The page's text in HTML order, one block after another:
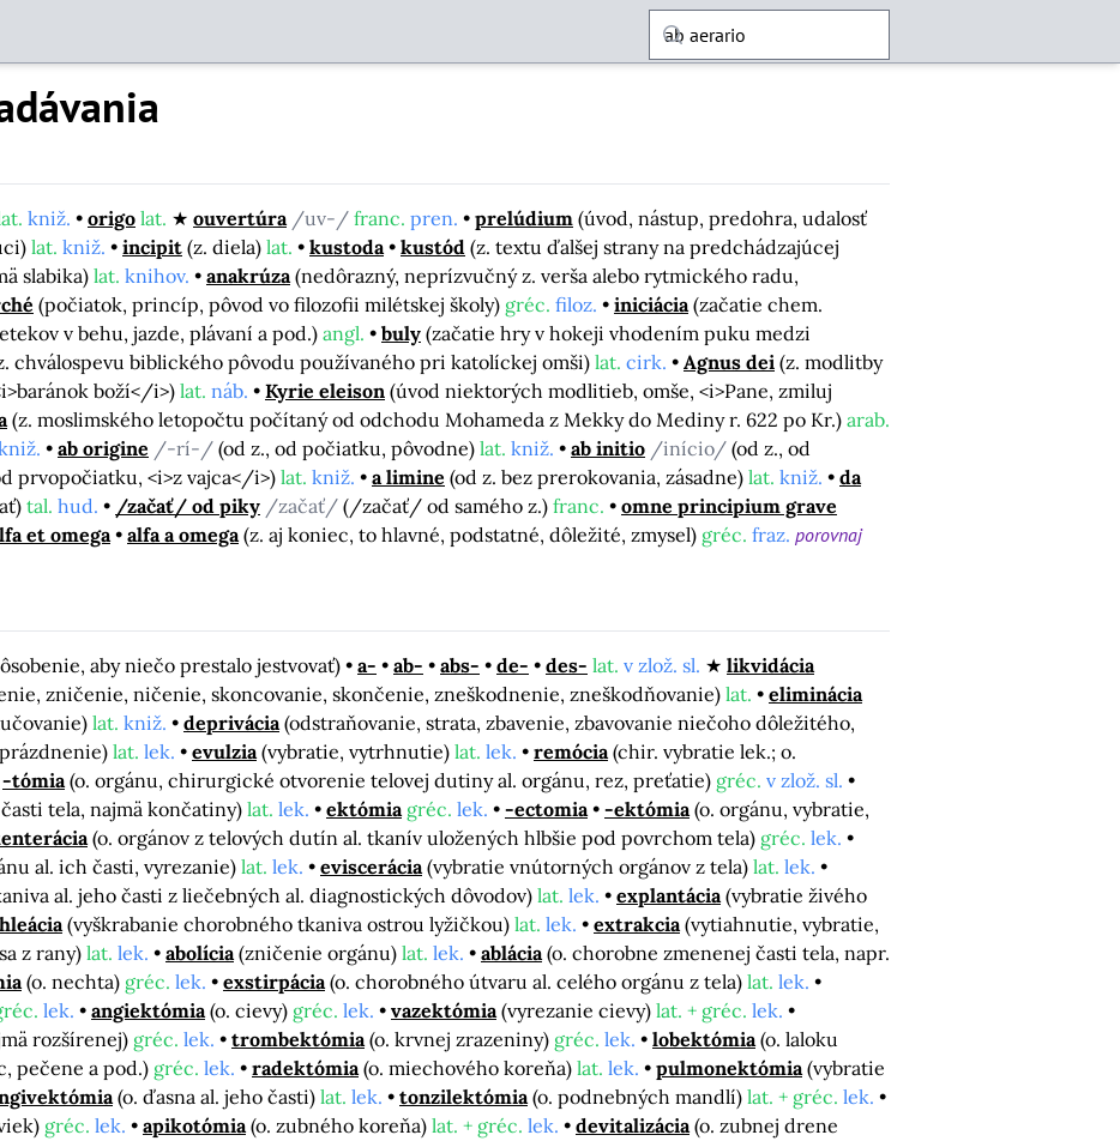
kniž. origo lat. ouvertúra /uv-/ franc. pren. prelúdium (úvod, nástup, predohra, udalosť
lat. kniž. incipit (z. diela) lat. kustoda kustód (z. textu ďalšej strany na predchádzajúcej
slabika)lat. knihov. anakrúza (nedôrazný, neprízvučný z. verša alebo rytmického radu,
(počiatok, princíp, pôvod vo filozofii milétskej školy) gréc. filoz. iniciácia (začatie chem.
v behu, jazde, plávaní a pod.) angl. buly (začatie hry v hokeji vhodením puku medzi
chválospevu biblického pôvodu používaného pri katolíckej omši) lat. cirk. Agnus dei (z. modlitby
boží</i>) lat. náb. Kyrie eleison (úvod niektorých modlitieb, omše, <i>Pane, zmiluj
(z. moslimského letopočtu počítaný od odchodu Mohameda z Mekky do Mediny r. 622 po Kr.) arab.
ab origine /-rí-/ (od z., od počiatku, pôvodne) lat. kniž. ab initio /início/ (od z., od
prvopočiatku, <i>z vajca</i>) lat. kniž. a limine (od z. bez prerokovania, zásadne) lat. kniž.
da
tal. hud. /začať/ od piky /začať/ (/začať/ od samého z.) franc.
omne principium grave
et omega alfa a omega (z. aj koniec, to hlavné, podstatné, dôležité, zmysel) gréc. fraz. porovnaj
aby niečo prestalo jestvovať) a- ab- abs- de- des- lat. v zlož. sl.
likvidácia
zničenie, ničenie, skoncovanie, skončenie, zneškodnenie, zneškodňovanie) lat.
eliminácia
lat. kniž. deprivácia (odstraňovanie, strata, zbavenie, zbavovanie niečoho dôležitého,
lat. lek. evulzia (vybratie, vytrhnutie) lat. lek. remócia (chir. vybratie lek.; o.
-tómia (o. orgánu, chirurgické otvorenie telovej dutiny al. orgánu, rez, preťatie) gréc. v zlož. sl.
tela, najmä končatiny)lat. lek. ektómia gréc. lek. -ectomia -ektómia (o. orgánu, vybratie,
(o. orgánov z telových dutín al. tkanív uložených hlbšie pod povrchom tela) gréc. lek.
al. ich časti, vyrezanie) lat. lek. eviscerácia (vybratie vnútorných orgánov z tela) lat. lek.
al. jeho časti z liečebných al. diagnostických dôvodov) lat. lek. explantácia (vybratie živého
(vyškrabanie chorobného tkaniva ostrou lyžičkou) lat. lek. extrakcia (vytiahnutie, vybratie,
z rany)lat. lek. abolícia (zničenie orgánu) lat. lek. ablácia (o. chorobne zmenenej časti tela, napr.
(o. nechta) gréc. lek. exstirpácia (o. chorobného útvaru al. celého orgánu z tela) lat. lek.
lek. angiektómia (o. cievy) gréc. lek. vazektómia (vyrezanie cievy) lat. + gréc. lek.
rozšírenej) gréc. lek. trombektómia (o. krvnej zrazeniny) gréc. lek. lobektómia (o. laloku
pečene a pod.) gréc. lek. radektómia (o. miechového koreňa) lat. lek. pulmonektómia (vybratie
(o. ďasna al. jeho časti) lat. lek. tonzilektómia (o. podnebných mandlí) lat. + gréc. lek.
gréc. lek. apikotómia (o. zubného koreňa) lat. + gréc. lek. devitalizácia (o. zubnej drene